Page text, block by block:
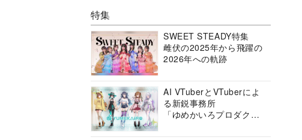
特集
SWEET STEADY特集
雌伏の2025年から飛躍の
2026年への軌跡
AI VTuberとVTuberによ
る新鋭事務所
「ゆめかいろプロダクシ